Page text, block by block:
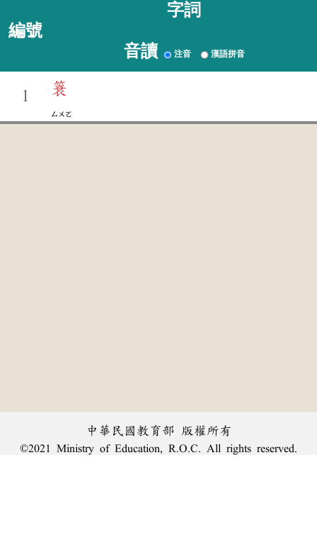
編號
字詞
音讀 注音 漢語拼音
1 簑
ㄙㄨㄛ
中華民國教育部 版權所有
©2021 Ministry of Education, R.O.C. All rights reserved.